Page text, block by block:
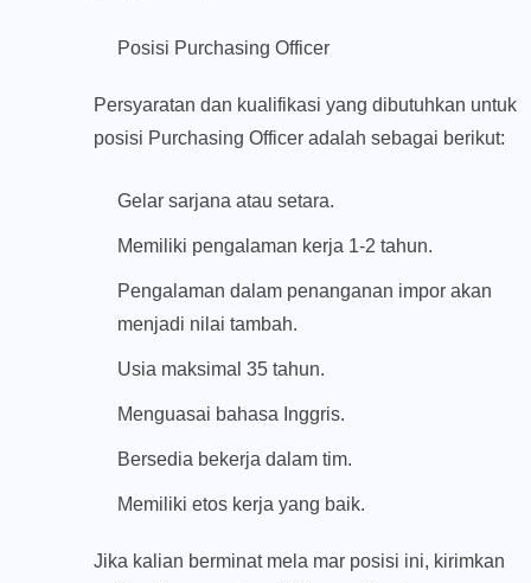
Posisi Purchasing Officer
Persyaratan dan kualifikasi yang dibutuhkan untuk
posisi Purchasing Officer adalah sebagai berikut:
Gelar sarjana atau setara.
Memiliki pengalaman kerja 1-2 tahun.
Pengalaman dalam penanganan impor akan
menjadi nilai tambah.
Usia maksimal 35 tahun.
Menguasai bahasa Inggris.
Bersedia bekerja dalam tim.
Memiliki etos kerja yang baik.
Jika kalian berminat mela mar posisi ini, kirimkan